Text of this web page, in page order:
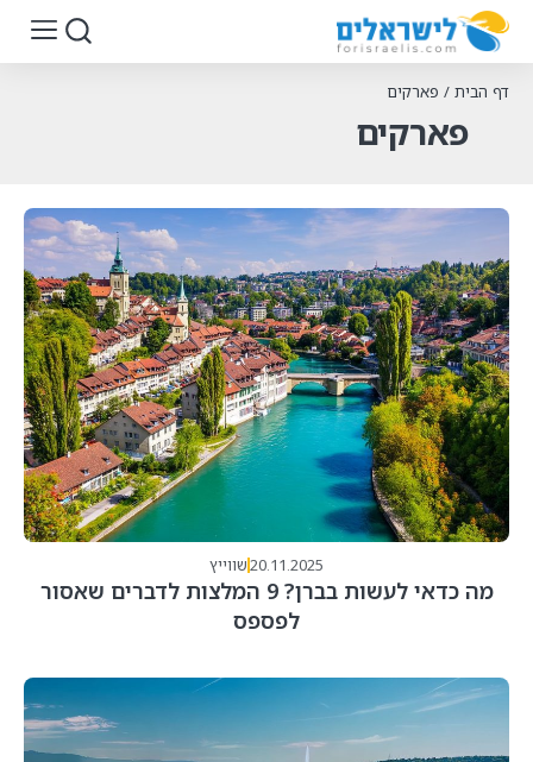
דף הבית / פארקים
פארקים
20.11.2025שווייץ
מה כדאי לעשות בברן? 9 המלצות לדברים שאסור
לפספס